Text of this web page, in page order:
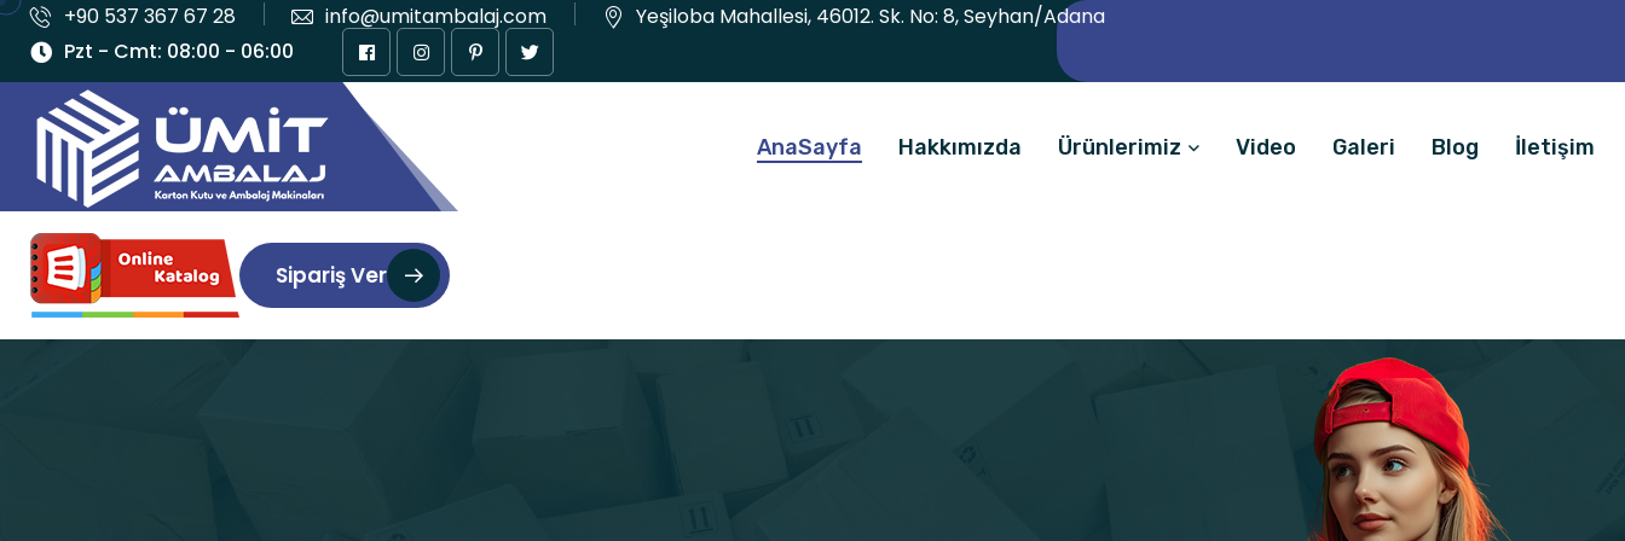
+90 537 367 67 28 info@umitambalaj.com
Yeşiloba Mahallesi, 46012. Sk. No: 8, Seyhan/Adana
Pzt - Cmt: 08:00 - 06:00
AnaSayfa Hakkımızda Ürünlerimiz Video Galeri Blog İletişim
Sipariş Ver